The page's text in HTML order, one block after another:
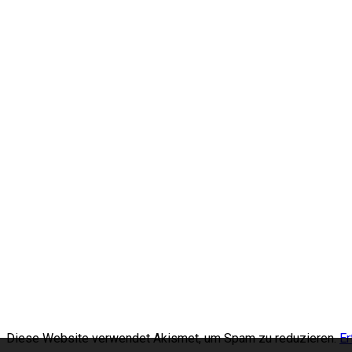
Diese Website verwendet Akismet, um Spam zu reduzieren.